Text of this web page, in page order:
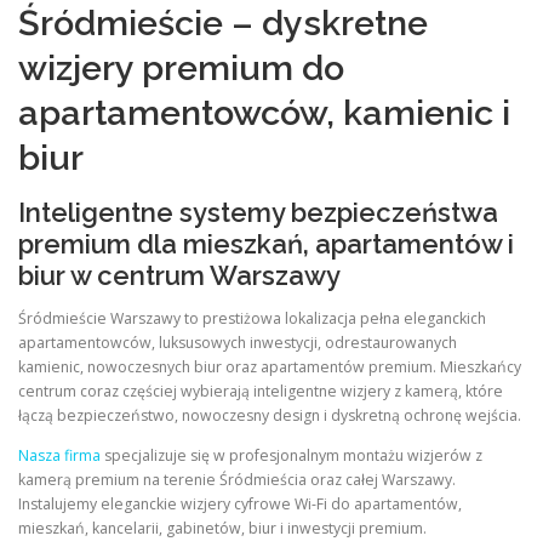
Śródmieście – dyskretne
wizjery premium do
apartamentowców, kamienic i
biur
Inteligentne systemy bezpieczeństwa
premium dla mieszkań, apartamentów i
biur w centrum Warszawy
Śródmieście Warszawy to prestiżowa lokalizacja pełna eleganckich
apartamentowców, luksusowych inwestycji, odrestaurowanych
kamienic, nowoczesnych biur oraz apartamentów premium. Mieszkańcy
centrum coraz częściej wybierają inteligentne wizjery z kamerą, które
łączą bezpieczeństwo, nowoczesny design i dyskretną ochronę wejścia.
Nasza firma specjalizuje się w profesjonalnym montażu wizjerów z
kamerą premium na terenie Śródmieścia oraz całej Warszawy.
Instalujemy eleganckie wizjery cyfrowe Wi-Fi do apartamentów,
mieszkań, kancelarii, gabinetów, biur i inwestycji premium.